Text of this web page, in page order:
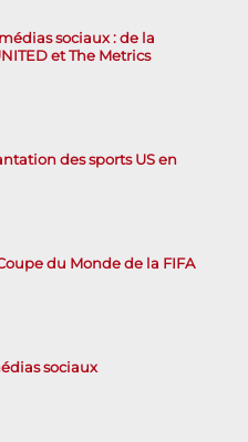
sociaux : de la
et The Metrics
des sports US en
du Monde de la FIFA
sociaux